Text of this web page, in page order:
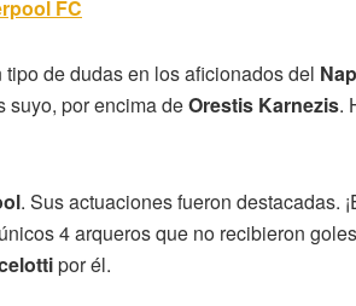
FC
de dudas en los aficionados del
suyo, por encima deOrestis Karnezis.
. Sus actuaciones fueron destacadas.
4 arqueros que no recibieron
por él.